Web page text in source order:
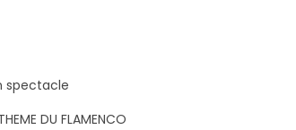
spectacle
DU FLAMENCO